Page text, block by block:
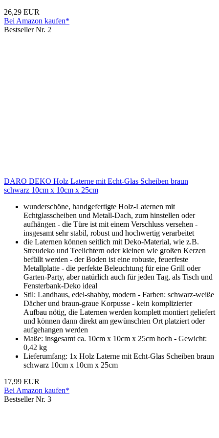
26,29 EUR
Bei Amazon kaufen*
Bestseller Nr. 2
DARO DEKO Holz Laterne mit Echt-Glas Scheiben braun
schwarz 10cm x 10cm x 25cm
wunderschöne, handgefertigte Holz-Laternen mit
Echtglasscheiben und Metall-Dach, zum hinstellen oder
aufhängen - die Türe ist mit einem Verschluss versehen -
insgesamt sehr stabil, robust und hochwertig verarbeitet
die Laternen können seitlich mit Deko-Material, wie z.B.
Streudeko und Teelichtern oder kleinen wie großen Kerzen
befüllt werden - der Boden ist eine robuste, feuerfeste
Metallplatte - die perfekte Beleuchtung für eine Grill oder
Garten-Party, aber natürlich auch für jeden Tag, als Tisch und
Fensterbank-Deko ideal
Stil: Landhaus, edel-shabby, modern - Farben: schwarz-weiße
Dächer und braun-graue Korpusse - kein komplizierter
Aufbau nötig, die Laternen werden komplett montiert geliefert
und können dann direkt am gewünschten Ort platziert oder
aufgehangen werden
Maße: insgesamt ca. 10cm x 10cm x 25cm hoch - Gewicht:
0,42 kg
Lieferumfang: 1x Holz Laterne mit Echt-Glas Scheiben braun
schwarz 10cm x 10cm x 25cm
17,99 EUR
Bei Amazon kaufen*
Bestseller Nr. 3